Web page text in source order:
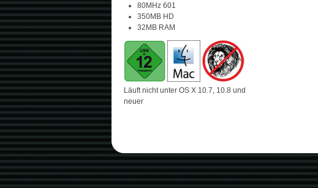
80MHz 601
350MB HD
32MB RAM
Läuft nicht unter OS X 10.7, 10.8 und
neuer